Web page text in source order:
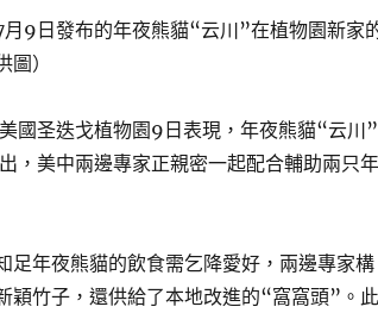
9日發布的年夜熊貓“云川”在植物園新家
）
國圣迭戈植物園9日表現，年夜熊貓“云川”
，美中兩邊專家正親密一起配合輔助兩只年
足年夜熊貓的飲食需乞降愛好，兩邊專家構
穎竹子，還供給了本地改進的“窩窩頭”。此